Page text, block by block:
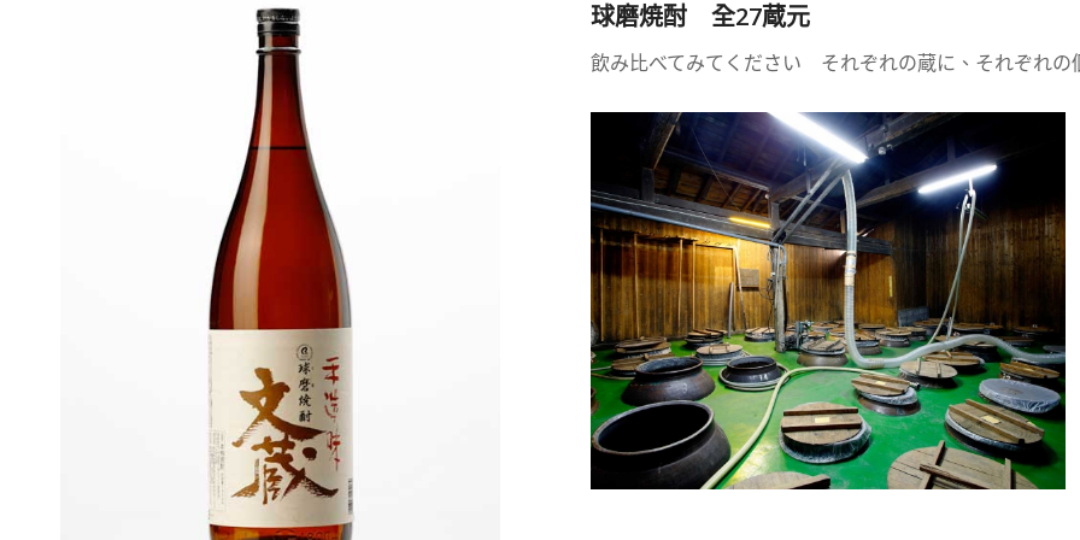
球磨焼酎 全27蔵元
飲み比べてみてください それぞれの蔵に、それぞれの